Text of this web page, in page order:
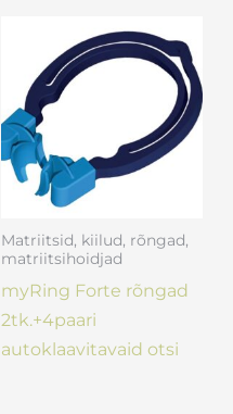
Matriitsid, kiilud, rõngad,
matriitsihoidjad
myRing Forte rõngad
2tk.+4paari
autoklaavitavaid otsi